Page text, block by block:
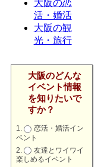
大阪の恋
活・婚活
大阪の観
光・旅行
大阪のどんな
イベント情報
を知りたいで
すか？
恋活・婚活イン
ベント
友達とワイワイ
楽しめるイベント